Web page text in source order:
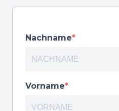
Nachname
Vorname